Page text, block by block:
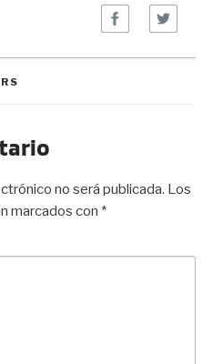
no será publicada. Los
marcados con *